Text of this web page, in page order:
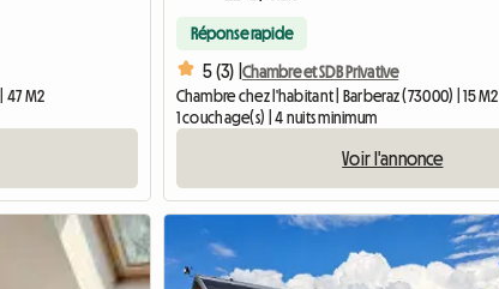
47 M2
Réponse rapide
5 (3) | Chambre et SDB Privative
Chambre chez l'habitant | Barberaz (73000) | 15 M2
1 couchage(s) | 4 nuits minimum
Voir l'annonce